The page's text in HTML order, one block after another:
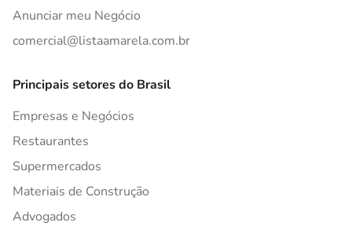
Anunciar meu Negócio
comercial@listaamarela.com.br
Principais setores do Brasil
Empresas e Negócios
Restaurantes
Supermercados
Materiais de Construção
Advogados